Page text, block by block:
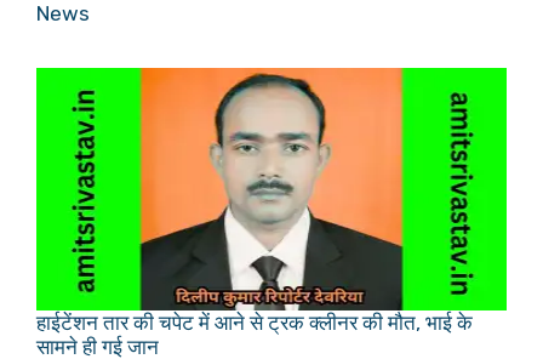
In relation to
News
हाईटेंशन तार की चपेट में आने से ट्रक क्लीनर की मौत, भाई के
सामने ही गई जान